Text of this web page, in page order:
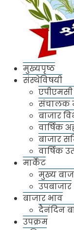
मुख्यपृष्ठ
संस्थेविषयी
एपीएमसी
संचालक
बाजार
वार्षिक
बाजार
वार्षिक
मार्केट
मुख्य
उपबाजार
बाजार भाव
दैनंदिन
उपक्रम